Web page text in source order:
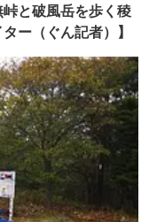
と破風岳を歩く稜
ー（ぐん記者）】